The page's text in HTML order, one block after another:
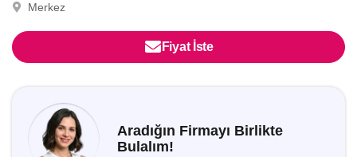
Merkez
Fiyat İste
Aradığın Firmayı Birlikte
Bulalım!